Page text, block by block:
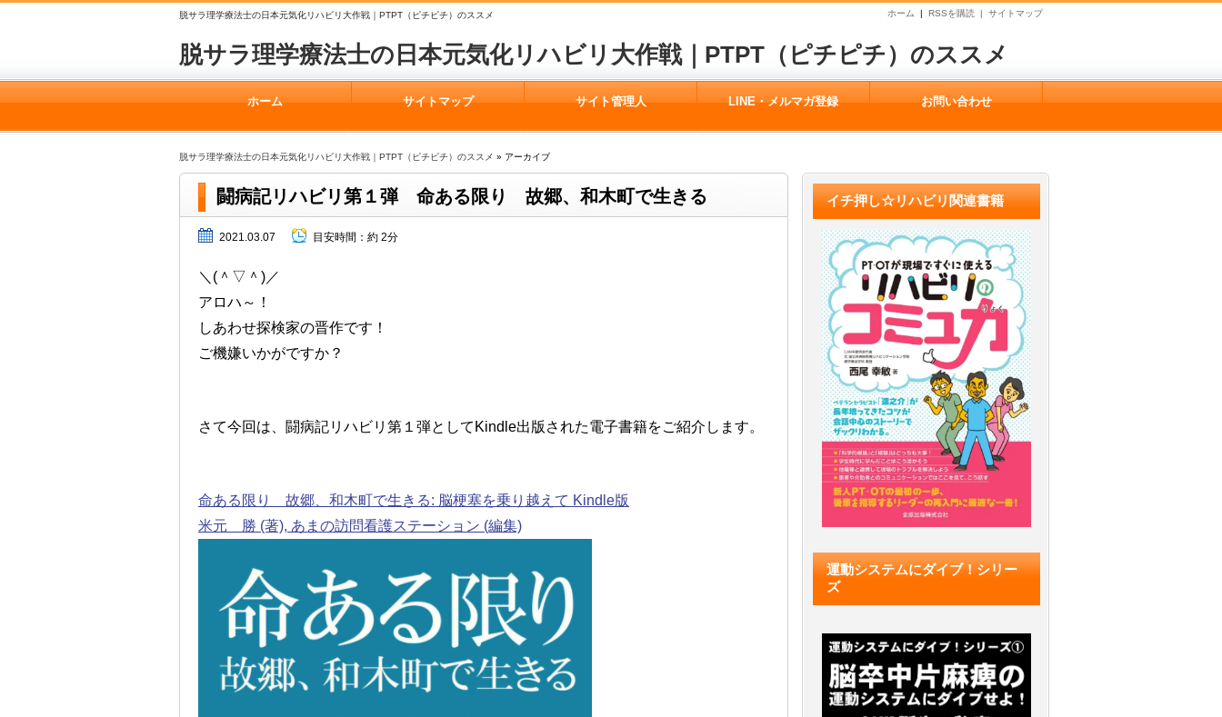
脱サラ理学療法士の日本元気化リハビリ大作戦｜PTPT（ピチピチ）のススメ サイトマップ
RSSを購読 |
ホーム |
脱サラ理学療法士の日本元気化リハビリ大作戦｜PTPT（ピチピチ）のススメ
ホーム サイトマップ サイト管理人 LINE・メルマガ登録 お問い合わせ
脱サラ理学療法士の日本元気化リハビリ大作戦｜PTPT（ピチピチ）のススメ » アーカイブ
闘病記リハビリ第１弾 命ある限り 故郷、和木町で生きる
2021.03.07 目安時間： 約 2分
＼(＾▽＾)／
アロハ～！
しあわせ探検家の晋作です！
ご機嫌いかがですか？
さて今回は、闘病記リハビリ第１弾としてKindle出版された電子書籍をご紹介します。
命ある限り 故郷、和木町で生きる: 脳梗塞を乗り越えて Kindle版
米元 勝 (著), あまの訪問看護ステーション (編集)
イチ押し☆リハビリ関連書籍
運動システムにダイブ！シリー
ズ